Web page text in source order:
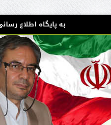
به پایگاه اطلاع